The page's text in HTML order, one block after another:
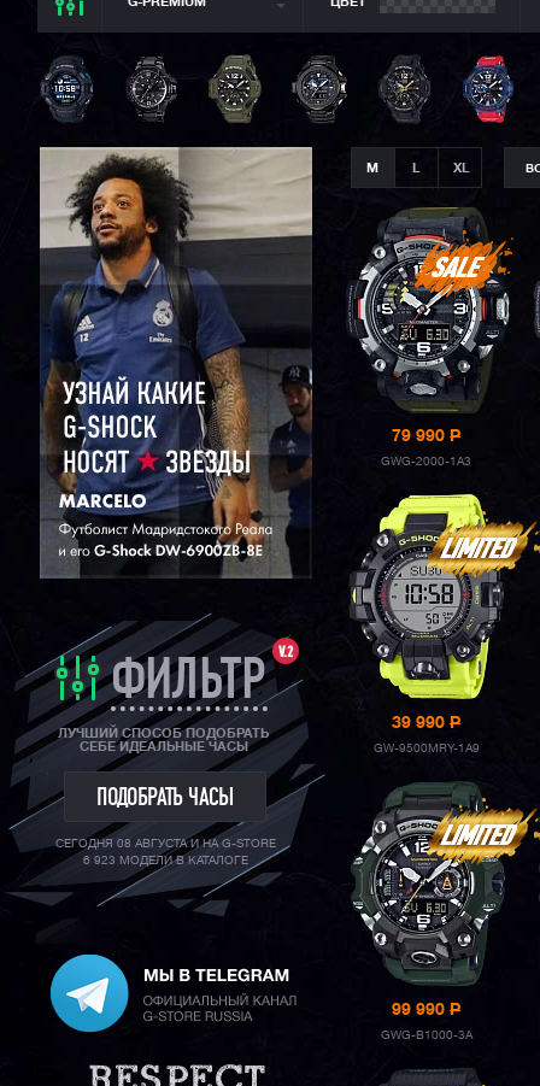
ВСЕ CASIO
CASIO G-SHOCK
CASIO BABY-G
CASIO PRO TREK
CASIO EDIFICE
CITIZEN
SEIKO
ORIENT
V.2
ФИЛЬТР
ЛУЧШИЙ СПОСОБ ПОДОБРАТЬ
СЕБЕ ИДЕАЛЬНЫЕ ЧАСЫ
ПОДОБРАТЬ ЧАСЫ
СЕГОДНЯ 08 АВГУСТА И НА G-STORE
6 923 МОДЕЛИ В КАТАЛОГЕ
M XL
79 990P
GWG-2000-1A3
39 990P
GW-9500MRY-1A9
99 990P
GWG-B1000-3A